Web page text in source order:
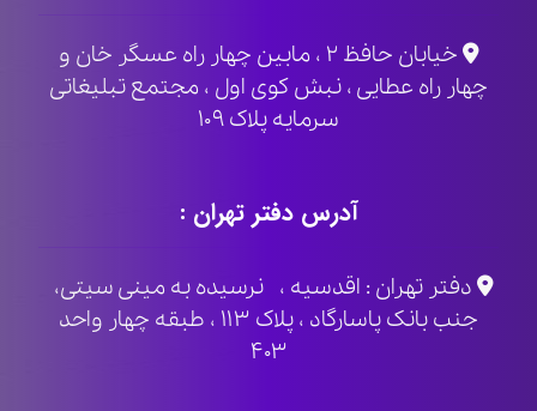
خیابان حافظ ۲ ، مابین چهار راه عسگر خان و
چهار راه عطایی ، نبش کوی اول ، مجتمع تبلیغاتی
سرمایه پلاک ۱۰۹
آدرس دفتر تهران :
دفتر تهران : اقدسیه ، نرسیده به مینی سیتی،
جنب بانک پاسارگاد ، پلاک ۱۱۳ ، طبقه چهار واحد
۴۰۳